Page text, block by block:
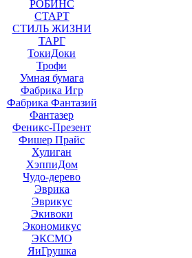
РОБИНС
СТАРТ
СТИЛЬ ЖИЗНИ
ТАРГ
ТокиДоки
Трофи
Умная бумага
Фабрика Игр
Фабрика Фантазий
Фантазер
Феникс-Презент
Фишер Прайс
Хулиган
ХэппиДом
Чудо-дерево
Эврика
Эврикус
Экивоки
Экономикус
ЭКСМО
ЯиГрушка